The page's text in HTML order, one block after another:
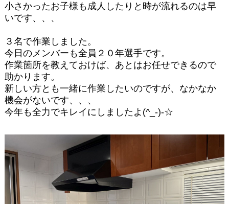
小さかったお子様も成人したりと時が流れるのは早
いです、、、
３名で作業しました。
今日のメンバーも全員２０年選手です。
作業箇所を教えておけば、あとはお任せできるので
助かります。
新しい方とも一緒に作業したいのですが、なかなか
機会がないです、、、
今年も全力でキレイにしましたよ(^_-)-☆